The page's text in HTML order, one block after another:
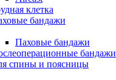
клетка
бандажи
Паховые бандажи
бандажи
спины и поясницы